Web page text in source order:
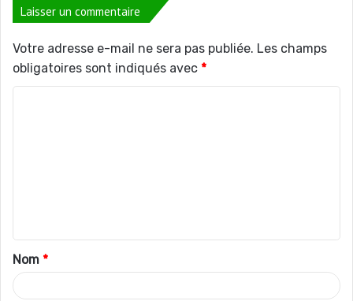
Laisser un commentaire
Votre adresse e-mail ne sera pas publiée. Les champs
obligatoires sont indiqués avec *
t
a
i
Nom *